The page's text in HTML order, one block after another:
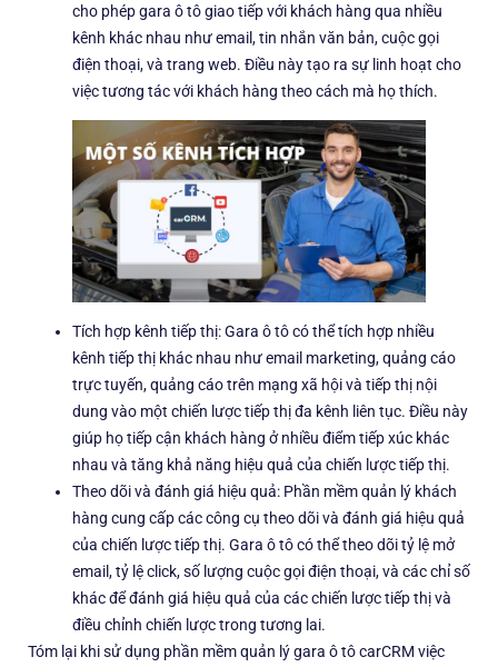
cho phép gara ô tô giao tiếp với khách hàng qua nhiều
kênh khác nhau như email, tin nhắn văn bản, cuộc gọi
điện thoại, và trang web. Điều này tạo ra sự linh hoạt cho
việc tương tác với khách hàng theo cách mà họ thích.
Tích hợp kênh tiếp thị: Gara ô tô có thể tích hợp nhiều
kênh tiếp thị khác nhau như email marketing, quảng cáo
trực tuyến, quảng cáo trên mạng xã hội và tiếp thị nội
dung vào một chiến lược tiếp thị đa kênh liên tục. Điều này
giúp họ tiếp cận khách hàng ở nhiều điểm tiếp xúc khác
nhau và tăng khả năng hiệu quả của chiến lược tiếp thị.
Theo dõi và đánh giá hiệu quả: Phần mềm quản lý khách
hàng cung cấp các công cụ theo dõi và đánh giá hiệu quả
của chiến lược tiếp thị. Gara ô tô có thể theo dõi tỷ lệ mở
email, tỷ lệ click, số lượng cuộc gọi điện thoại, và các chỉ số
khác để đánh giá hiệu quả của các chiến lược tiếp thị và
điều chỉnh chiến lược trong tương lai.
Tóm lại khi sử dụng phần mềm quản lý gara ô tô carCRM việc